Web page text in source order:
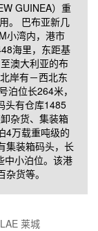
GUINEA）重
。 巴布亚新几
小湾内，港市
海里，东距基
澳大利亚的布
岸有－西北东
泊位长264米，
头有仓库1485
杂货、集装箱
4万载重吨级的
集装箱码头，长
中小泊位。该港
货等。
LAE 莱城